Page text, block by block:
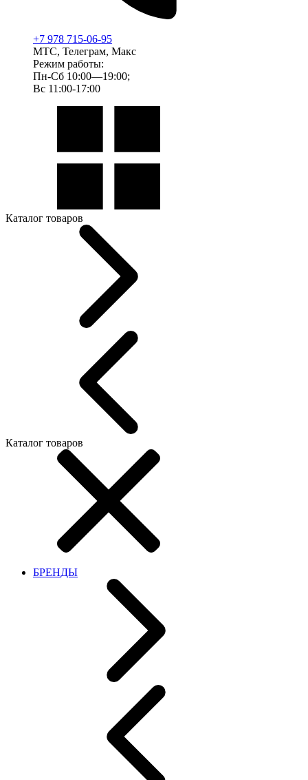
+7 978 715-06-95
МТС, Телеграм, Макс
Режим работы:
Пн-Сб 10:00—19:00;
Вс 11:00-17:00
Каталог товаров
Каталог товаров
БРЕНДЫ